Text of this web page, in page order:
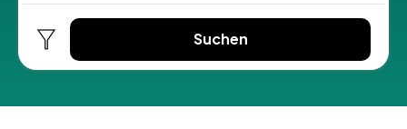
Suchen